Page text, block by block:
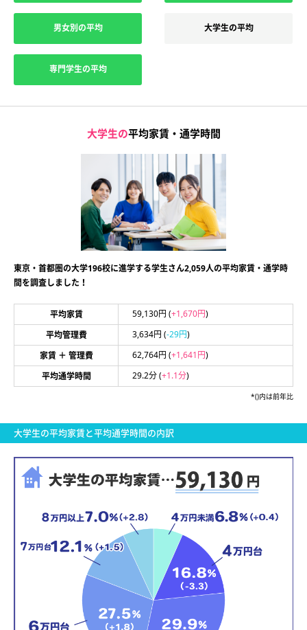
男女別の平均 大学生の平均
専門学生の平均
大学生の平均家賃・通学時間
東京・首都圏の大学196校に進学する学生さん2,059人の平均家賃・通学時
間を調査しました！
平均家賃 59,130円 (+1,670円)
平均管理費
3,634円 (-29円)
家賃 ＋ 管理費
62,764円 (+1,641円)
平均通学時間
29.2分(+1.1分)
*()内は前年比
大学生の平均家賃と平均通学時間の内訳